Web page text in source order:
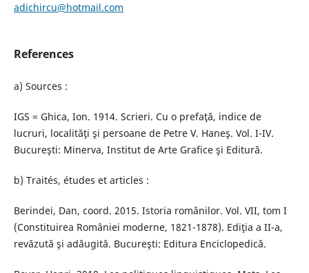
adichircu@hotmail.com
References
a) Sources :
IGS = Ghica, Ion. 1914. Scrieri. Cu o prefaţă, indice de
lucruri, localităţi şi persoane de Petre V. Haneş. Vol. I-IV.
Bucureşti: Minerva, Institut de Arte Grafice şi Editură.
b) Traités, études et articles :
Berindei, Dan, coord. 2015. Istoria românilor. Vol. VII, tom I
(Constituirea României moderne, 1821-1878). Ediţia a II-a,
revăzută şi adăugită. Bucureşti: Editura Enciclopedică.